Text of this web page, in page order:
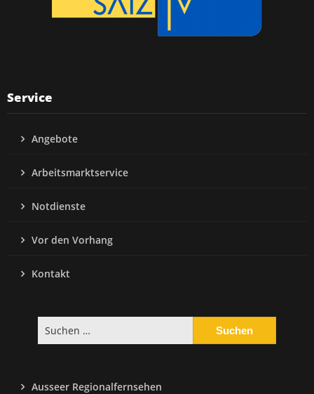
Service
Angebote
Arbeitsmarktservice
Notdienste
Vor den Vorhang
Kontakt
nach:
Ausseer Regionalfernsehen